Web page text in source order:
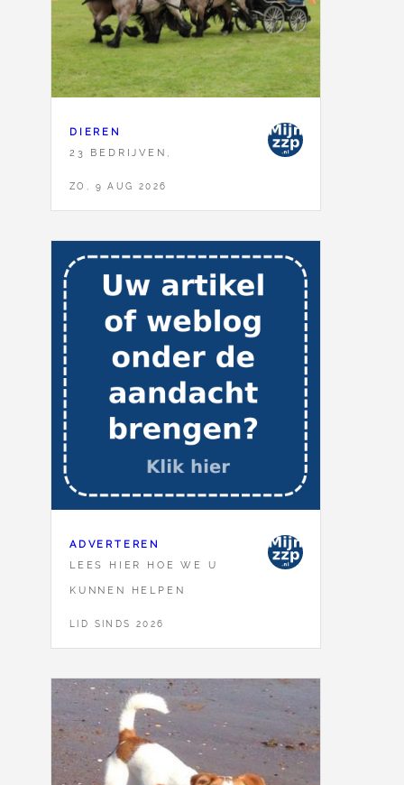
DIEREN
23 BEDRIJVEN,
ZO, 9 AUG 2026
ADVERTEREN
LEES HIER HOE WE U
KUNNEN HELPEN
LID SINDS 2026